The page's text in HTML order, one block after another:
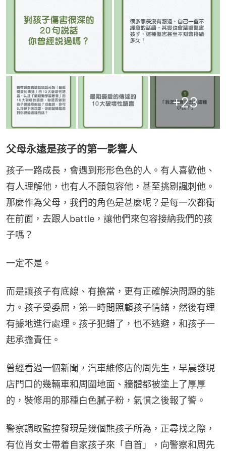
+23
父母永遠是孩子的第一影響人
孩子一路成長，會遇到形形色色的人。有人喜歡他、
有人理解他，也有人不願包容他，甚至挑剔諷刺他。
那麼作為父母，我們的角色是甚麼呢？是每一次都衝
在前面，去跟人battle，讓他們來包容接納我們的孩
子嗎？
一定不是。
而是讓孩子有底線、有擔當，更有正確解決問題的能
力。孩子受委屈，第一時間照顧孩子情緒，然後有理
有據地進行處理。孩子犯錯了，也不逃避，和孩子一
起承擔責任。
曾經看過一個新聞，汽車維修店的周先生，早晨發現
店門口的幾輛車和周圍地面、牆體都被塗上了厚厚
的，裝修用的那種白色膩子粉，氣憤之後報了警。
警察調取監控發現是幾個熊孩子所為，正尋找之際，
有位肖女士帶着自家孩子來「自首」，向警察和周先